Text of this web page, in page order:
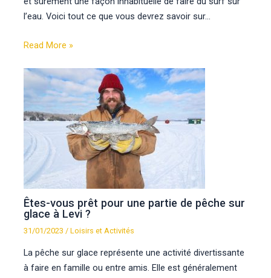
l’eau. Voici tout ce que vous devrez savoir sur…
Read More »
Êtes-vous prêt pour une partie de pêche sur
glace à Levi ?
31/01/2023 /Loisirs et Activités
La pêche sur glace représente une activité divertissante
à faire en famille ou entre amis. Elle est généralement